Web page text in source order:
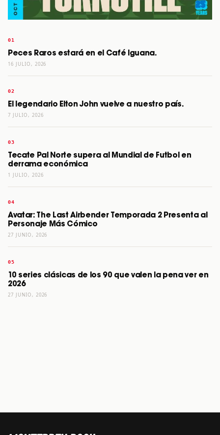
Peces Raros estará en el Café Iguana.
16 JULIO, 2026
El legendario Elton John vuelve a nuestro país.
7 JULIO, 2026
Tecate Pal Norte supera al Mundial de Futbol en
derrama económica
1 JULIO, 2026
Avatar: The Last Airbender Temporada 2 Presenta al
Personaje Más Cómico
27 JUNIO, 2026
10 series clásicas de los 90 que valen la pena ver en
2026
27 JUNIO, 2026